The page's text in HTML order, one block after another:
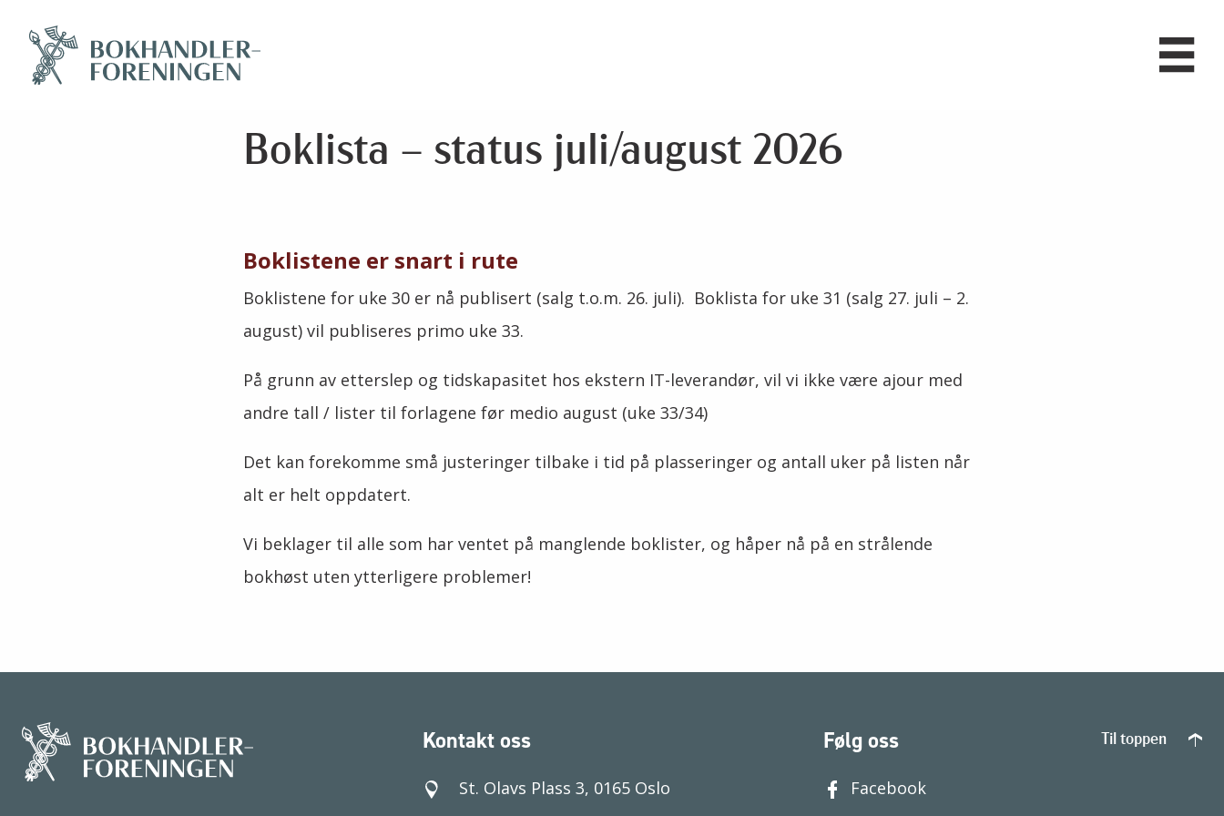
Boklista – status juli/august 2026
Boklistene er snart i rute
Boklistene for uke 30 er nå publisert (salg t.o.m. 26. juli). Boklista for uke 31 (salg 27. juli – 2.
august) vil publiseres primo uke 33.
På grunn av etterslep og tidskapasitet hos ekstern IT-leverandør, vil vi ikke være ajour med
andre tall / lister til forlagene før medio august (uke 33/34)
Det kan forekomme små justeringer tilbake i tid på plasseringer og antall uker på listen når
alt er helt oppdatert.
Vi beklager til alle som har ventet på manglende boklister, og håper nå på en strålende
bokhøst uten ytterligere problemer!
Kontakt oss
St. Olavs Plass 3, 0165 Oslo
Følg oss
Facebook
Til toppen